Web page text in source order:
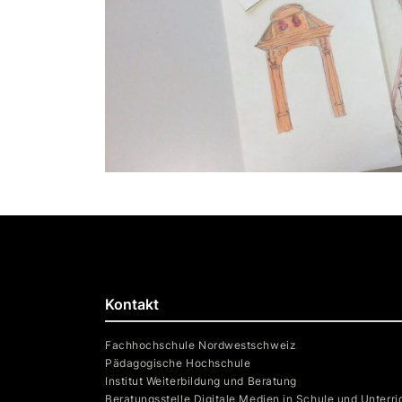
Kontakt
Fachhochschule Nordwestschweiz
Pädagogische Hochschule
Institut Weiterbildung und Beratung
Beratungsstelle Digitale Medien in Schule und